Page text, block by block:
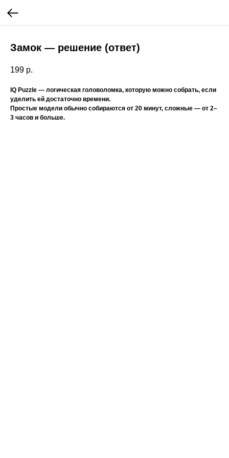
Замок — решение (ответ)
199 р.
IQ Puzzle — логическая головоломка, которую можно собрать, если
уделить ей достаточно времени.
Простые модели обычно собираются от 20 минут, сложные — от 2–
3 часов и больше.